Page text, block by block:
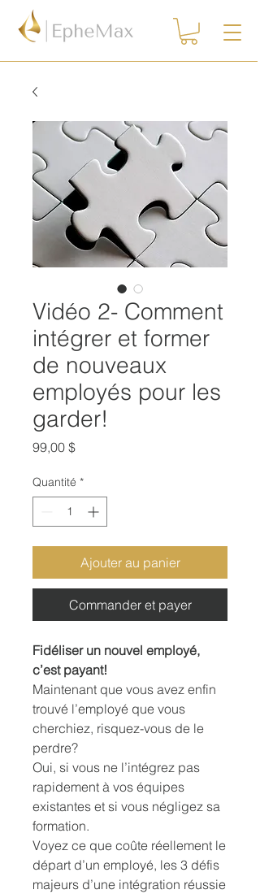
Vidéo 2- Comment
intégrer et former
de nouveaux
employés pour les
garder!
99,00 $Prix
Quantité *
Ajouter au panier
Commander et payer
Fidéliser un nouvel employé,
c’est payant!
Maintenant que vous avez enfin
trouvé l’employé que vous
cherchiez, risquez-vous de le
perdre?
Oui, si vous ne l’intégrez pas
rapidement à vos équipes
existantes et si vous négligez sa
formation.
Voyez ce que coûte réellement le
départ d’un employé, les 3 défis
majeurs d’une intégration réussie